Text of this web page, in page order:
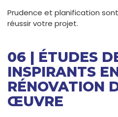
Prudence et planification
réussir votre projet.
06 | ÉTUDES
INSPIRANTS
RÉNOVATION
ŒUVRE